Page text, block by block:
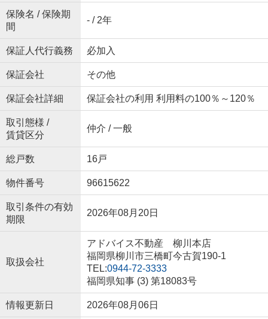
保険名 / 保険期
間
- / 2年
保証人代行義務 必加入
保証会社 その他
保証会社詳細 保証会社の利用 利用料の100％～120％
取引態様 /
賃貸区分
仲介 / 一般
総戸数 16戸
物件番号 96615622
取引条件の有効
期限
2026年08月20日
取扱会社
アドバイス不動産 柳川本店
福岡県柳川市三橋町今古賀190-1
TEL:0944-72-3333
福岡県知事 (3) 第18083号
情報更新日 2026年08月06日